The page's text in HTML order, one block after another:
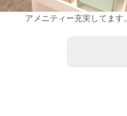
アメニティー充実してます。